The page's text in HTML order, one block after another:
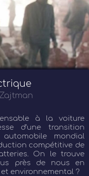
à la voiture
d’une transition
mondial
compétitive de
On le trouve
près de nous en
environnemental ?